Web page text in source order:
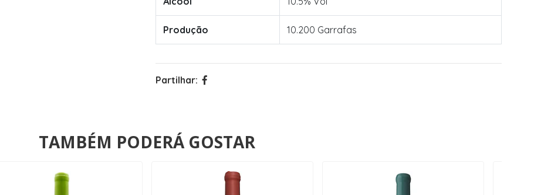
Produção 10.200 Garrafas
Partilhar:
TAMBÉM PODERÁ GOSTAR